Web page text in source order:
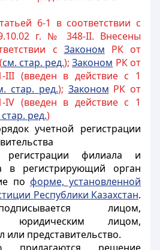
6-1 в соответствии с
г. № 348-II. Внесены
с Законом РК от
см. стар. ред.);Законом РК от
(введен в действие с 1
стар. ред.); Законом РК от
(введен в действие с 1
ред.)
учетной регистрации
филиала и
в регистрирующий орган
по форме, установленной
Республики Казахстан.
лицом,
юридическим лицом,
представительство.